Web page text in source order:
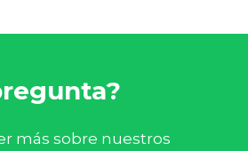
más sobre nuestros